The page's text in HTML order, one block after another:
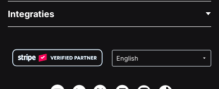
Vacatures
Privacy
Affiliate Partnerschap
Medische Fondsenwerving
Goede Doelen Fondsenwerving
Integraties
Wix Donatie Plugin
Webflow Donatie App